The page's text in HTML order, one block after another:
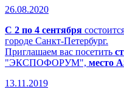
26.08.2020
С 2 по 4 сентября
городе Санкт-Петербург.
Приглашаем вас посетить
"ЭКСПОФОРУМ", место
13.11.2019